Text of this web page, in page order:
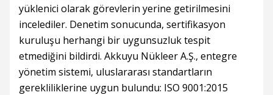
yüklenici olarak görevlerin yerine getirilmesini
incelediler. Denetim sonucunda, sertifikasyon
kuruluşu herhangi bir uygunsuzluk tespit
etmediğini bildirdi. Akkuyu Nükleer A.Ş., entegre
yönetim sistemi, uluslararası standartların
gerekliliklerine uygun bulundu: ISO 9001:2015